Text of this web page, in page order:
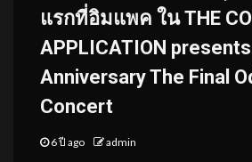
แรกที่อิมแพค ใน THE
APPLICATION
Anniversary The Final
Concert
6 ปี ago admin